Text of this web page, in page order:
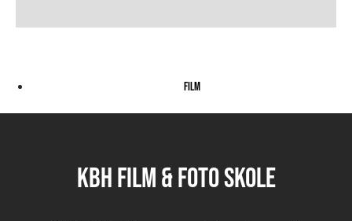
Asken
Størst af alt er kærligheden
Ballet
Nseyeya
Apart 3:2
Enkemanden
Lille mand
FILM
KBH FILM & FOTO SKOLE